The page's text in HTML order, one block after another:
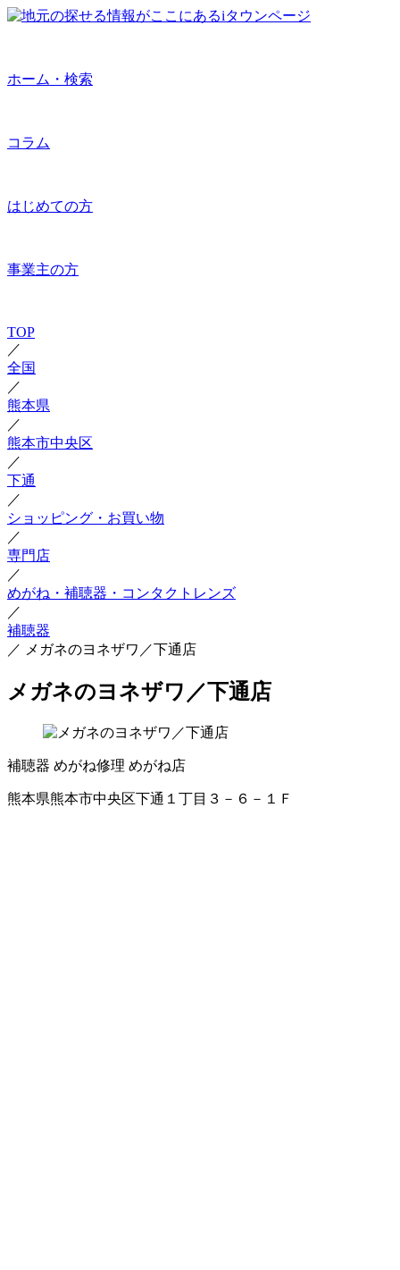
ホーム・検索
コラム
はじめての方
事業主の方
TOP
／
全国
／
熊本県
／
熊本市中央区
／
下通
／
ショッピング・お買い物
／
専門店
／
めがね・補聴器・コンタクトレンズ
／
補聴器
／ メガネのヨネザワ／下通店
メガネのヨネザワ／下通店
補聴器 めがね修理 めがね店
熊本県熊本市中央区下通１丁目３－６－１Ｆ